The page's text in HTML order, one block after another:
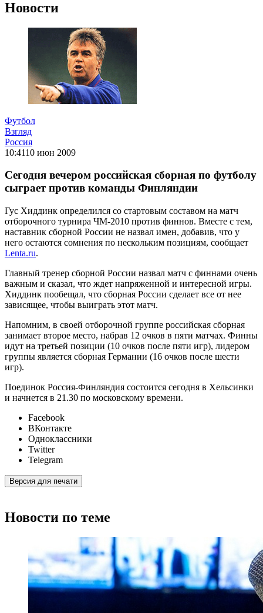
Новости
Футбол
Взгляд
Россия
10:4110 июн 2009
Сегодня вечером российская сборная по футболу
сыграет против команды Финляндии
Гус Хиддинк определился со стартовым составом на матч
отборочного турнира ЧМ-2010 против финнов. Вместе с тем,
наставник сборной России не назвал имен, добавив, что у
него остаются сомнения по нескольким позициям, сообщает
Lenta.ru.
Главный тренер сборной России назвал матч с финнами очень
важным и сказал, что ждет напряженной и интересной игры.
Хиддинк пообещал, что сборная России сделает все от нее
зависящее, чтобы выиграть этот матч.
Напомним, в своей отборочной группе российская сборная
занимает второе место, набрав 12 очков в пяти матчах. Финны
идут на третьей позиции (10 очков после пяти игр), лидером
группы является сборная Германии (16 очков после шести
игр).
Поединок Россия-Финляндия состоится сегодня в Хельсинки
и начнется в 21.30 по московскому времени.
Facebook
ВКонтакте
Одноклассники
Twitter
Telegram
Версия для печати
Новости по теме